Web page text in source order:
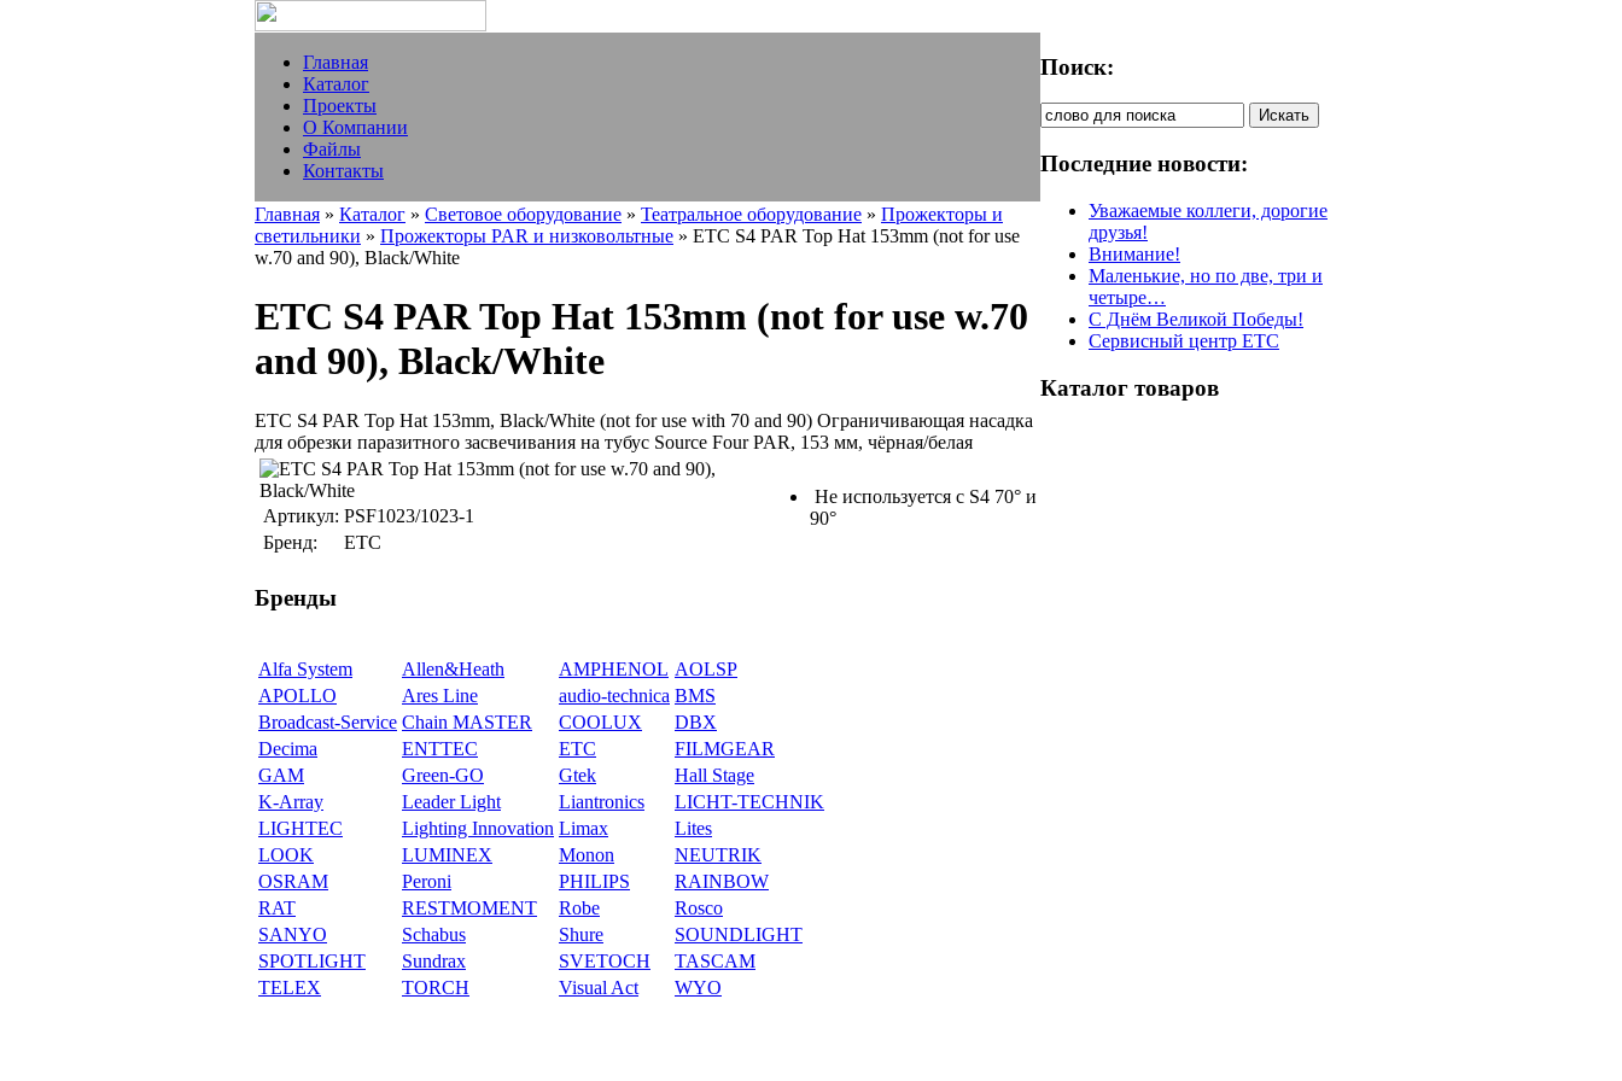
Главная
Каталог
Проекты
О Компании
Файлы
Контакты
Главная » Каталог » Световое оборудование » Театральное оборудование » Прожекторы и
светильники » Прожекторы PAR и низковольтные » ETC S4 PAR Top Hat 153mm (not for use
w.70 and 90), Black/White
ETC S4 PAR Top Hat 153mm (not for use w.70
and 90), Black/White
ETC S4 PAR Top Hat 153mm, Black/White (not for use with 70 and 90) Ограничивающая насадка
для обрезки паразитного засвечивания на тубус Source Four PAR, 153 мм, чёрная/белая
Артикул: PSF1023/1023-1
Бренд:
ETC
Не используется с S4 70° и
90°
Бренды
Alfa System Allen&Heath AMPHENOL AOLSP
APOLLO
Ares Line audio-technica BMS
Broadcast-Service Chain MASTER COOLUX
DBX
Decima
ENTTEC ETC
FILMGEAR
GAM
Green-GO Gtek
Hall Stage
K-Array
Leader Light Liantronics
LICHT-TECHNIK
LIGHTEC
Lighting Innovation Limax
Lites
LOOK
LUMINEX Monon
NEUTRIK
OSRAM
Peroni PHILIPS
RAINBOW
RAT
RESTMOMENT Robe
Rosco
SANYO
Schabus Shure
SOUNDLIGHT
SPOTLIGHT
Sundrax SVETOCH
TASCAM
TELEX
TORCH Visual Act WYO
Поиск:
Последние новости:
Уважаемые коллеги, дорогие
друзья!
Внимание!
Маленькие, но по две, три и
четыре…
С Днём Великой Победы!
Сервисный центр ETC
Каталог товаров